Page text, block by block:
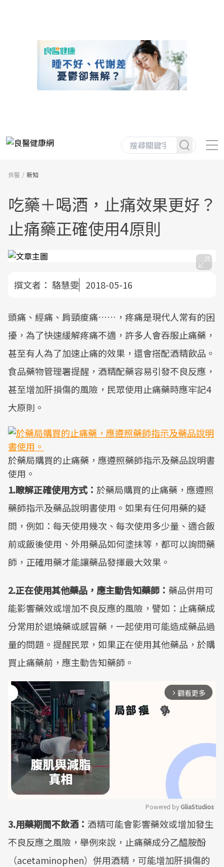
良醫 新知
吃藥＋喝酒，止痛效果更好？
止痛藥正確使用4原則
撰文者： 駱慧雯 2018-05-16
頭痛、經痛、肩頸痠痛……，疼痛是現代人常有的困
擾，為了快速緩解疼痛不適，許多人會吞服止痛藥，
甚至有人為了加速止痛的效果，還會搭配酒精飲品。
食品藥物管理署提醒，酒精配藥容易引發不良反應，
甚至增加肝損傷的風險，民眾使用止痛藥時應牢記4
大原則。
於藥局購買的止痛藥，應遵照藥師指示及藥品說明書
使用。
1.瞭解正確使用方式： 於藥局購買的止痛藥，應遵照
藥師指示及藥品說明書使用。如果有任何用藥的疑
問，例如：每天使用幾次、每次使用多少量、適合飯
前或飯後使用、外用藥品如何塗抹等，都可以詢問藥
師，正確用藥才能讓藥品發揮最大效果。
2.正在使用其他藥品，應主動告知藥師： 藥品併用可
能影響藥效或增加不良反應的風險，譬如：止痛藥成
分常用於退燒藥或感冒藥，一起使用可能造成藥品過
量的問題。提醒民眾，如果正在使用其他藥品，於購
買止痛藥前，應主動告知藥師。
arrow_forward_ios 觀看更多
Mute
Powered by GliaStudios
3.用藥期間不飲酒： 酒精可能會影響藥效或增加發生
不良反應之風險，舉例來說，止痛藥成分乙醯胺酚
（acetaminophen）併用酒精，可能增加肝損傷的